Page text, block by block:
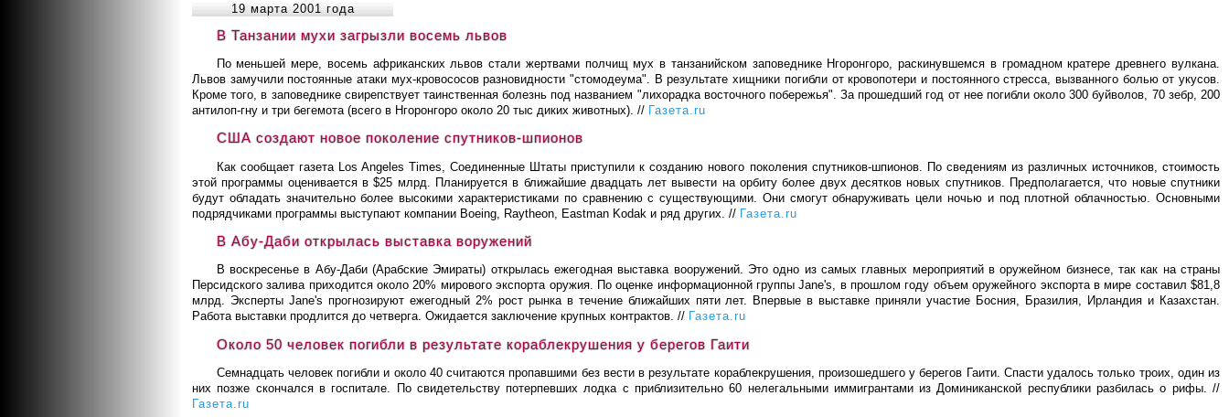
19 марта 2001 года
В Танзании мухи загрызли восемь львов
По меньшей мере, восемь африканских львов стали жертвами полчищ мух в танзанийском заповеднике Нгоронгоро, раскинувшемся в громадном кратере древнего вулкана.
Львов замучили постоянные атаки мух-кровососов разновидности "стомодеума". В результате хищники погибли от кровопотери и постоянного стресса, вызванного болью от укусов.
Кроме того, в заповеднике свирепствует таинственная болезнь под названием "лихорадка восточного побережья". За прошедший год от нее погибли около 300 буйволов, 70 зебр, 200
антилоп-гну и три бегемота (всего в Нгоронгоро около 20 тыс диких животных). // Газета.ru
США создают новое поколение спутников-шпионов
Как сообщает газета Los Angeles Times, Соединенные Штаты приступили к созданию нового поколения спутников-шпионов. По сведениям из различных источников, стоимость
этой программы оценивается в $25 млрд. Планируется в ближайшие двадцать лет вывести на орбиту более двух десятков новых спутников. Предполагается, что новые спутники
будут обладать значительно более высокими характеристиками по сравнению с существующими. Они смогут обнаруживать цели ночью и под плотной облачностью. Основными
подрядчиками программы выступают компании Boeing, Raytheon, Eastman Kodak и ряд других. // Газета.ru
В Абу-Даби открылась выставка воружений
В воскресенье в Абу-Даби (Арабские Эмираты) открылась ежегодная выставка вооружений. Это одно из самых главных мероприятий в оружейном бизнесе, так как на страны
Персидского залива приходится около 20% мирового экспорта оружия. По оценке информационной группы Jane's, в прошлом году объем оружейного экспорта в мире составил $81,8
млрд. Эксперты Jane's прогнозируют ежегодный 2% рост рынка в течение ближайших пяти лет. Впервые в выставке приняли участие Босния, Бразилия, Ирландия и Казахстан.
Работа выставки продлится до четверга. Ожидается заключение крупных контрактов. // Газета.ru
Около 50 человек погибли в результате кораблекрушения у берегов Гаити
Семнадцать человек погибли и около 40 считаются пропавшими без вести в результате кораблекрушения, произошедшего у берегов Гаити. Спасти удалось только троих, один из
них позже скончался в госпитале. По свидетельству потерпевших лодка с приблизительно 60 нелегальными иммигрантами из Доминиканской республики разбилась о рифы. //
Газета.ru